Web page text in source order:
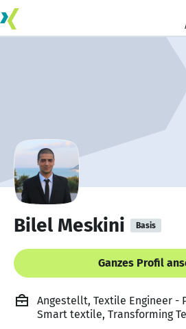
Bilel Meskini Basis
Ganzes Profil
Angestellt, Textile Engineer -
Smart textile, Transforming